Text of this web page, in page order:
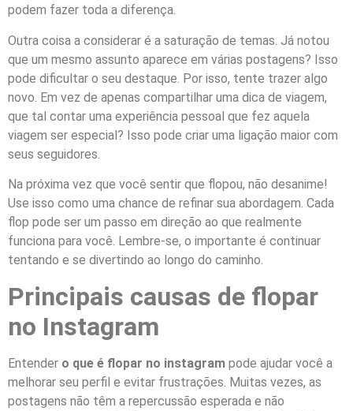
podem fazer toda a diferença.
Outra coisa a considerar é a saturação de temas. Já notou
que um mesmo assunto aparece em várias postagens? Isso
pode dificultar o seu destaque. Por isso, tente trazer algo
novo. Em vez de apenas compartilhar uma dica de viagem,
que tal contar uma experiência pessoal que fez aquela
viagem ser especial? Isso pode criar uma ligação maior com
seus seguidores.
Na próxima vez que você sentir que flopou, não desanime!
Use isso como uma chance de refinar sua abordagem. Cada
flop pode ser um passo em direção ao que realmente
funciona para você. Lembre-se, o importante é continuar
tentando e se divertindo ao longo do caminho.
Principais causas de flopar
no Instagram
Entender o que é flopar no instagram pode ajudar você a
melhorar seu perfil e evitar frustrações. Muitas vezes, as
postagens não têm a repercussão esperada e não